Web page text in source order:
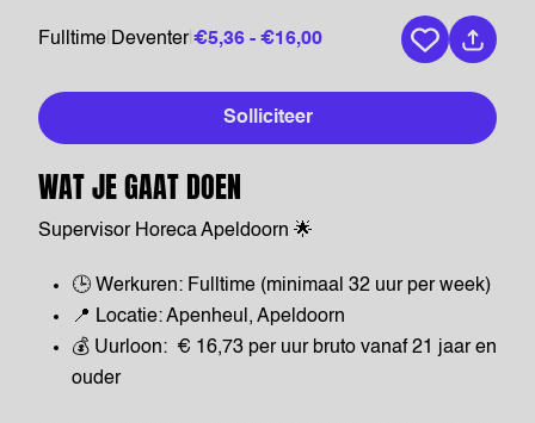
Fulltime Deventer|€5,36 - €16,00
Bewaar
Solliciteer
WAT JE GAAT DOEN
Supervisor Horeca Apeldoorn 🌟
🕒 Werkuren: Fulltime (minimaal 32 uur per week)
📍 Locatie: Apenheul, Apeldoorn
💰 Uurloon: € 16,73 per uur bruto vanaf 21 jaar en
ouder